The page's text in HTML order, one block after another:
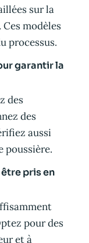
sur la
modèles
processus.
garantir la
des
des
aussi
poussière.
pris en
pour des
et à